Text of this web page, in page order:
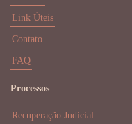
Link Úteis
Contato
FAQ
Processos
Recuperação Judicial